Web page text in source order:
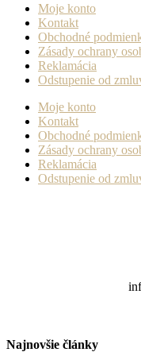
Moje konto
Kontakt
Obchodné
Zásady ochrany
Reklamácia
Odstupenie od
Moje konto
Kontakt
Obchodné
Zásady ochrany
Reklamácia
Odstupenie od
Najnovšie články